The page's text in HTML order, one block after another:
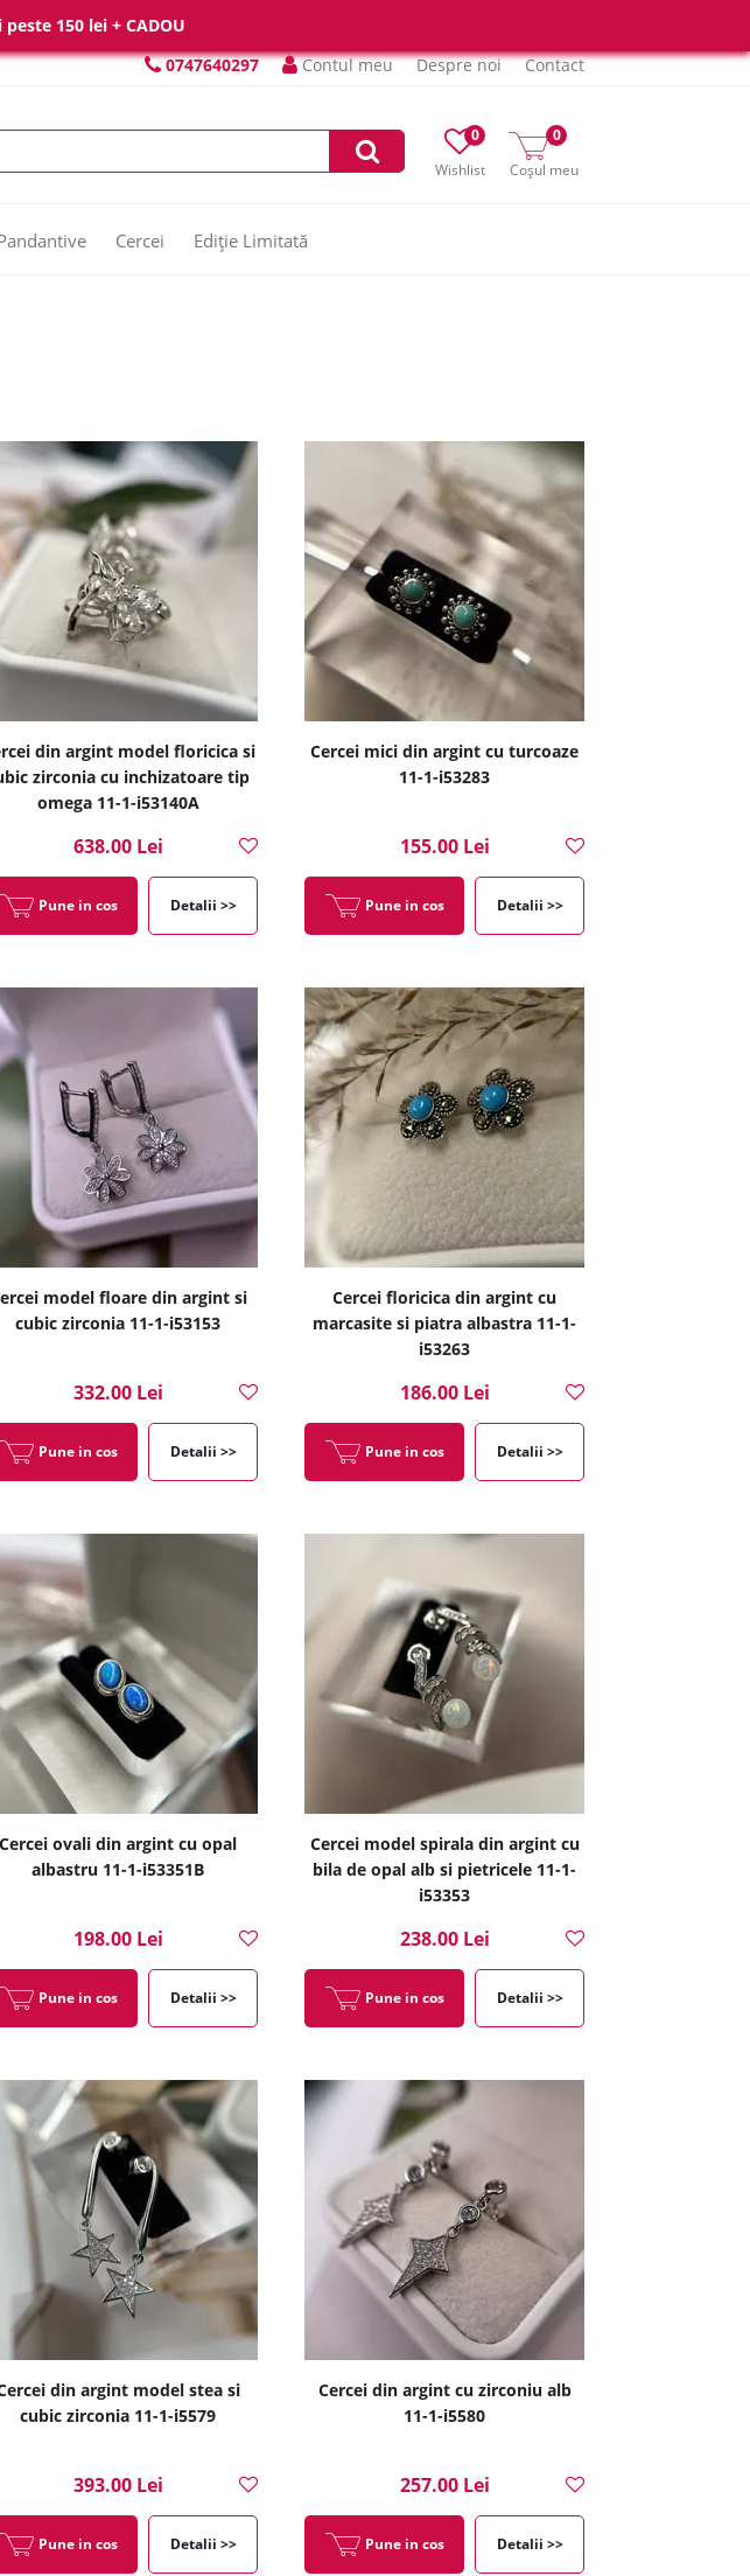
150 lei + CADOU
0747640297
Contul meu Despre noi Contact
Wishlist
0
Coșul meu
0
Cercei Ediție Limitată
din argint model floricica si
zirconia cu inchizatoare tip
omega 11-1-i53140A
638.00 Lei
Pune in cos Detalii >>
Cercei mici din argint cu turcoaze
11-1-i53283
155.00 Lei
Pune in cos Detalii >>
model floare din argint si
cubic zirconia 11-1-i53153
332.00 Lei
Pune in cos Detalii >>
Cercei floricica din argint cu
marcasite si piatra albastra 11-1-
i53263
186.00 Lei
Pune in cos Detalii >>
Cercei ovali din argint cu opal
albastru 11-1-i53351B
198.00 Lei
Pune in cos Detalii >>
Cercei model spirala din argint cu
bila de opal alb si pietricele 11-1-
i53353
238.00 Lei
Pune in cos Detalii >>
din argint model stea si
cubic zirconia 11-1-i5579
393.00 Lei
Pune in cos Detalii >>
Cercei din argint cu zirconiu alb
11-1-i5580
257.00 Lei
Pune in cos Detalii >>